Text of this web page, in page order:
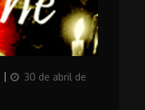
Posted
30 de abril de